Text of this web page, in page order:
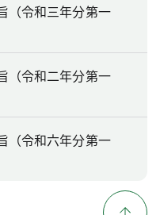
（令和三年分第一
（令和二年分第一
（令和六年分第一